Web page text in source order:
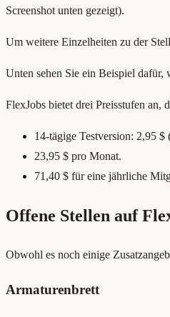
Screenshot unten gezeigt).
Um weitere Einzelheiten zu der
Unten sehen Sie ein Beispiel dafür,
FlexJobs bietet drei Preisstufen an,
14-tägige Testversion: 2,95
23,95 $ pro Monat.
71,40 $ für eine jährliche
Offene Stellen auf
Obwohl es noch einige
Armaturenbrett